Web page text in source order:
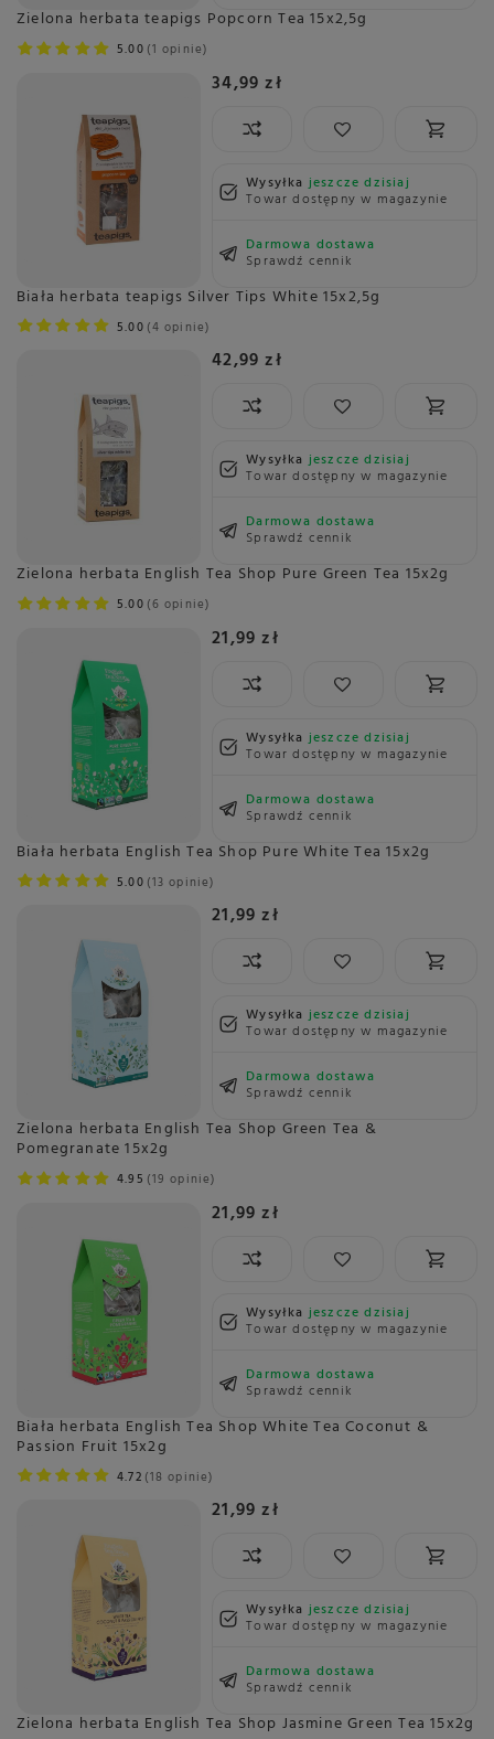
Zielona herbata teapigs Popcorn Tea 15x2,5g
5.00 1 opinie
34,99 zł
Wysyłkajeszcze dzisiaj
Towar dostępny w magazynie
Darmowa dostawa
Sprawdź cennik
Biała herbata teapigs Silver Tips White 15x2,5g
5.00 4 opinie
42,99 zł
Wysyłkajeszcze dzisiaj
Towar dostępny w magazynie
Darmowa dostawa
Sprawdź cennik
Zielona herbata English Tea Shop Pure Green Tea 15x2g
5.00 6 opinie
21,99 zł
Wysyłkajeszcze dzisiaj
Towar dostępny w magazynie
Darmowa dostawa
Sprawdź cennik
Biała herbata English Tea Shop Pure White Tea 15x2g
5.00 13 opinie
21,99 zł
Wysyłkajeszcze dzisiaj
Towar dostępny w magazynie
Darmowa dostawa
Sprawdź cennik
Zielona herbata English Tea Shop Green Tea &
Pomegranate 15x2g
4.95 19 opinie
21,99 zł
Wysyłkajeszcze dzisiaj
Towar dostępny w magazynie
Darmowa dostawa
Sprawdź cennik
Biała herbata English Tea Shop White Tea Coconut &
Passion Fruit 15x2g
4.72 18 opinie
21,99 zł
Wysyłkajeszcze dzisiaj
Towar dostępny w magazynie
Darmowa dostawa
Sprawdź cennik
Zielona herbata English Tea Shop Jasmine Green Tea 15x2g